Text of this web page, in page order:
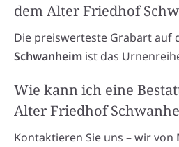
dem Alter Friedhof
Die preiswerteste Grabart auf
Schwanheim ist das
Wie kann ich eine
Alter Friedhof
Kontaktieren Sie uns – wir von